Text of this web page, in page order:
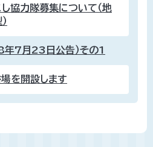
協力隊募集について（地
年7月23日公告）その1
を開設します